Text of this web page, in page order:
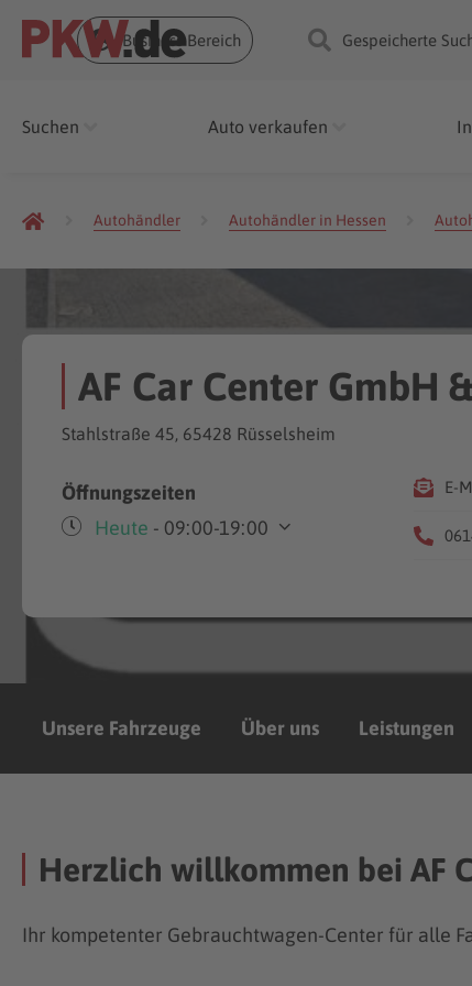
Business Bereich Gespeicherte
Suchen Auto verkaufen
Autohändler Autohändler in Hessen
Unsere Fahrzeuge Über uns Leistungen
AF Car Center GmbH
Stahlstraße 45, 65428 Rüsselsheim
Öffnungszeiten
Heute - 09:00-19:00
E-
Herzlich willkommen bei AF
Ihr kompetenter Gebrauchtwagen-Center für alle